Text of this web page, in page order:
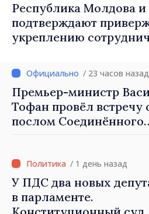
Республика Молдова
подтверждают
укреплению
/ 23 часов назад
Премьер-министр
Тофан провёл встречу
послом Соединённого
Северной Ирландии
Хорин
/ 1 день назад
У ПДС два новых
в парламенте.